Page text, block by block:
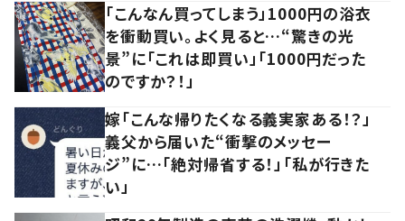
「こんなん買ってしまう」1000円の浴衣
を衝動買い。よく見ると…“驚きの光
景”に「これは即買い」「1000円だった
のですか？！」
嫁「こんな帰りたくなる義実家ある！？」
義父から届いた“衝撃のメッセー
ジ”に…「絶対帰省する！」「私が行きた
い」